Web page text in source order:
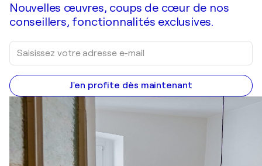
Nouvelles œuvres, coups de cœur de nos
conseillers, fonctionnalités exclusives.
J'en profite dès maintenant